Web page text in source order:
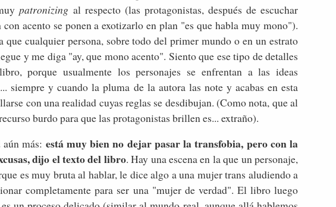
patronizing al respecto (las protagonistas, después de escuchar
acento se ponen a exotizarlo en plan "es que habla muy mono").
cualquier persona, sobre todo del primer mundo o en un estrato
y me diga "ay, que mono acento". Siento que ese tipo de detalles
porque usualmente los personajes se enfrentan a las ideas
siempre y cuando la pluma de la autora las note y acabas en esta
con una realidad cuyas reglas se desdibujan. (Como nota, que al
burdo para que las protagonistas brillen es... extraño).
más: está muy bien no dejar pasar la transfobia, pero con la
dijo el texto del libro. Hay una escena en la que un personaje,
es muy bruta al hablar, le dice algo a una mujer trans aludiendo a
completamente para ser una "mujer de verdad". El libro luego